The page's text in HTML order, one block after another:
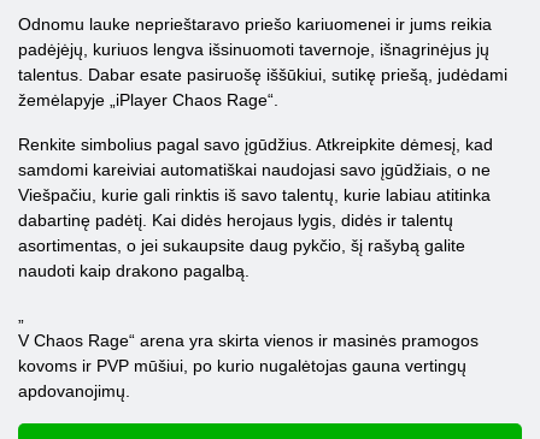
Odnomu lauke neprieštaravo priešo kariuomenei ir jums reikia
padėjėjų, kuriuos lengva išsinuomoti tavernoje, išnagrinėjus jų
talentus. Dabar esate pasiruošę iššūkiui, sutikę priešą, judėdami
žemėlapyje „iPlayer Chaos Rage“.
Renkite simbolius pagal savo įgūdžius. Atkreipkite dėmesį, kad
samdomi kareiviai automatiškai naudojasi savo įgūdžiais, o ne
Viešpačiu, kurie gali rinktis iš savo talentų, kurie labiau atitinka
dabartinę padėtį. Kai didės herojaus lygis, didės ir talentų
asortimentas, o jei sukaupsite daug pykčio, šį rašybą galite
naudoti kaip drakono pagalbą.
V Chaos Rage“ arena yra skirta vienos ir masinės pramogos
kovoms ir PVP mūšiui, po kurio nugalėtojas gauna vertingų
apdovanojimų.